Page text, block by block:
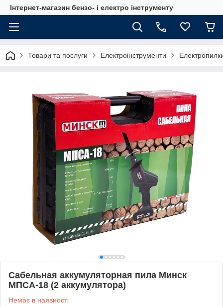
Інтернет-магазин бензо- і електро інструменту
Товари та послуги Електроінструменти
Сабельная аккумуляторная пила Минск
МПСА-18 (2 аккумулятора)
Немає в наявності